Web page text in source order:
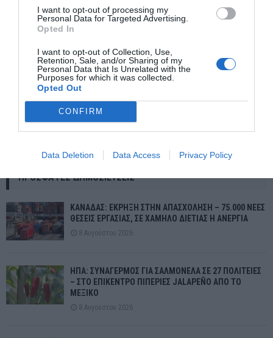
I want to opt-out of processing my
Personal Data for Targeted Advertising.
Opted In
I want to opt-out of Collection, Use,
Retention, Sale, and/or Sharing of my
Personal Data that Is Unrelated with the
Purposes for which it was collected.
Opted Out
CONFIRM
Data Deletion Data Access Privacy Policy
Κέρκυρα: Μεγάλος βράχος έπεσε σε κεντρικό δρόμο χωριού
ΠΡΌΣΦΑΤΕΣ ΔΗΜΟΣΙΕΎΣΕΙΣ
ΚΑΝΑΔΑΣ: ΕΚΡΗΞΗ ΣΤΗΝ ΑΠΑΣΧΟΛΗΣΗ – 75.000 ΝΕΕΣ
ΘΕΣΕΙΣ ΕΡΓΑΣΙΑΣ, ΣΕ ΧΑΜΗΛΟ ΔΙΕΤΙΑΣ Η ΑΝΕΡΓΙΑ
8 Αυγούστου 2026
ΗΠΑ: ΣΥΝΑΓΕΡΜΟΣ ΓΙΑ ΣΑΛΜΟΝΕΛΑ ΣΕ 27 ΠΟΛΙΤΕΙΕΣ
– ΣΤΟ ΕΠΙΚΕΝΤΡΟ ΠΙΠΕΡΙΕΣ JALAPEÑO ΑΠΟ ΤΟ
ΜΕΞΙΚΟ
8 Αυγούστου 2026